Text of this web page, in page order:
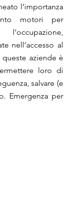
l’importanza
motori per
nell’accesso al
aziende è
loro di
salvare (e
Emergenza per
soprattutto per